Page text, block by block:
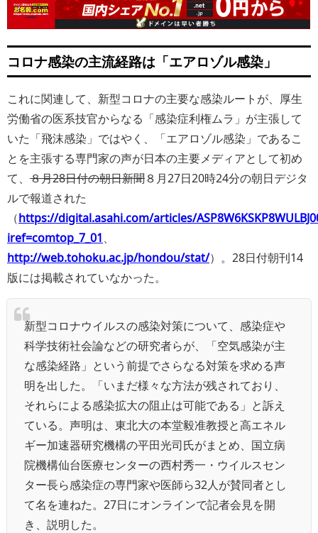
コロナ感染の主流経路は「エアロゾル感染」
これに関連して、新型コロナの主要な感染ルートが、厚生
労働省の医系技官からなる「感染症利権ムラ」が主張して
いた「飛沫感染」ではやく、「エアロゾル感染」であるこ
とを主張する専門家の声が日本の主要メディアとして初め
て、 ８月28日付の朝日新聞８月27日20時24分の朝日デジタ
ルで報道された
（https://digital.asahi.com/articles/
iref=comtop_7_01、
http://web.tohoku.ac.jp/hondou/stat/）。28日付朝刊14
版には掲載されていなかった。
新型コロナウイルスの感染対策について、感染症や
科学技術社会論などの研究者らが、「空気感染が主
な感染経路」という前提でさらなる対策を求める声
明を出した。「いまだ様々な方法が残されており、
それらによる感染拡大の阻止は可能である」と訴え
ている。声明は、東北大の本堂毅准教授と高エネル
ギー加速器研究機構の平田光司氏がまとめ、国立病
院機構仙台医療センターの西村秀一・ウイルスセン
ター長ら感染症の専門家や医師ら32人が賛同者とし
て名を連ねた。27日にオンラインで記者会見を開
き、説明した。